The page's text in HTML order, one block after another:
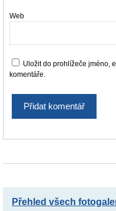
Web
Uložit do prohlížeče jméno,
komentáře.
Přehled všech